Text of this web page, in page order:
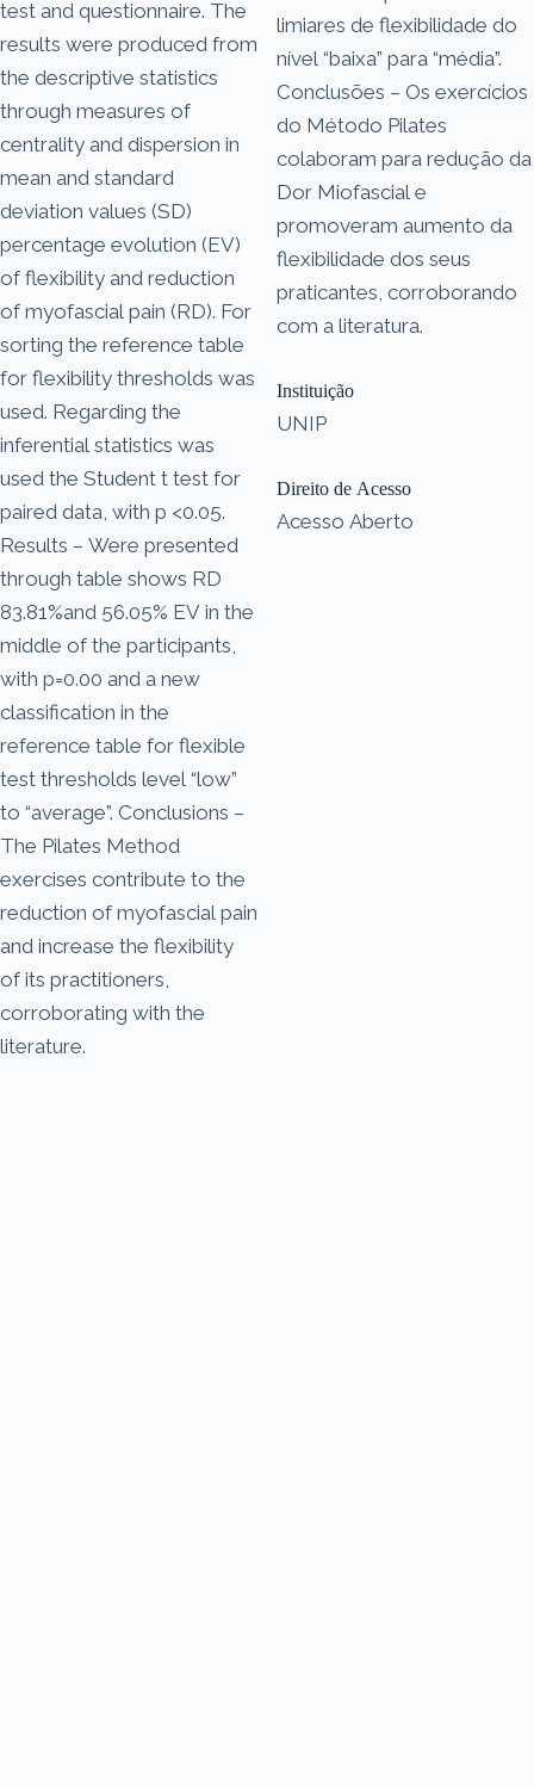
test and questionnaire. The
results were produced from
the descriptive statistics
through measures of
centrality and dispersion in
mean and standard
deviation values (SD)
percentage evolution (EV)
of flexibility and reduction
of myofascial pain (RD). For
sorting the reference table
for flexibility thresholds was
used. Regarding the
inferential statistics was
used the Student t test for
paired data, with p <0.05.
Results – Were presented
through table shows RD
83.81%and 56.05% EV in the
middle of the participants,
with p=0.00 and a new
classification in the
reference table for flexible
test thresholds level “low”
to “average”. Conclusions –
The Pilates Method
exercises contribute to the
reduction of myofascial pain
and increase the flexibility
of its practitioners,
corroborating with the
literature.
limiares de flexibilidade do
nível “baixa” para “média”.
Conclusões – Os exercícios
do Método Pilates
colaboram para redução da
Dor Miofascial e
promoveram aumento da
flexibilidade dos seus
praticantes, corroborando
com a literatura.
Instituição
UNIP
Direito de Acesso
Acesso Aberto